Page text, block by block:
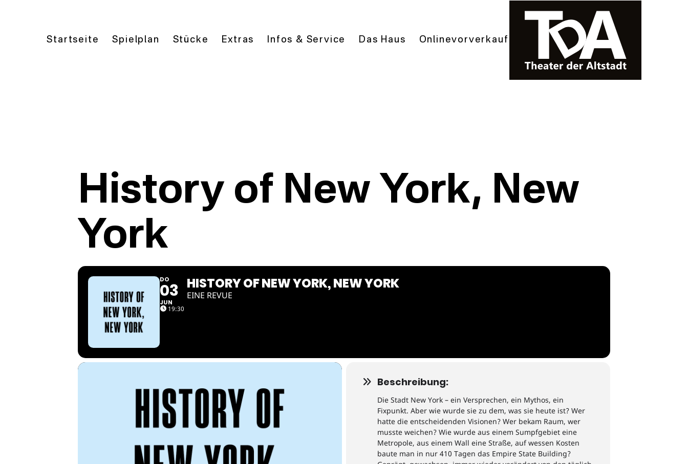
Startseite Spielplan Stücke Extras Infos & Service Das Haus Onlinevorverkauf
History of New York, New
York
DO
03
JUN
19:30
HISTORY OF NEW YORK, NEW YORK
EINE REVUE
Beschreibung:
Die Stadt New York – ein Versprechen, ein Mythos, ein
Fixpunkt. Aber wie wurde sie zu dem, was sie heute ist? Wer
hatte die entscheidenden Visionen? Wer bekam Raum, wer
musste weichen? Wie wurde aus einem Sumpfgebiet eine
Metropole, aus einem Wall eine Straße, auf wessen Kosten
baute man in nur 410 Tagen das Empire State Building?